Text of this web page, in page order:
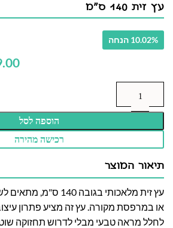
עץ זית 140 ס"מ
10.02% הנחה
הוספה לסל
רכישה מהירה
תיאור המוצר
עץ זית מלאכותי בגובה
או במרפסת מקורה. עץ זה מציע פתרון
לחלל מראה טבעי מבלי לדרוש תחזוקה